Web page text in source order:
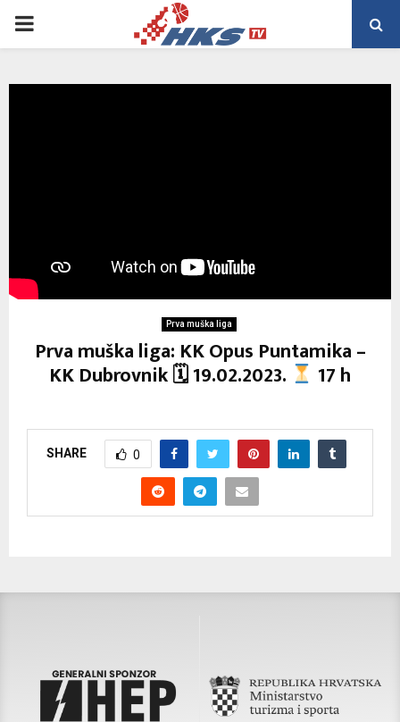
PRIMARY
Prva muška liga
Prva muška liga: KK Opus Puntamika –
KK Dubrovnik 🗓 19.02.2023. 17 h
SHARE 0